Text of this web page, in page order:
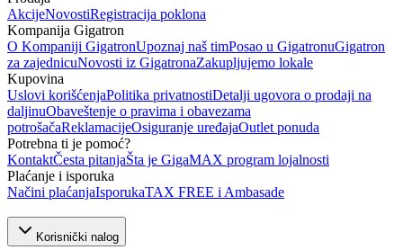
AkcijeNovostiRegistracija poklona
Kompanija Gigatron
O Kompaniji GigatronUpoznaj naš timPosao u GigatronuGigatron
za zajednicuNovosti iz GigatronaZakupljujemo lokale
Kupovina
Uslovi korišćenjaPolitika privatnostiDetalji ugovora o prodaji na
daljinuObaveštenje o pravima i obavezama
potrošačaReklamacijeOsiguranje uređajaOutlet ponuda
Potrebna ti je pomoć?
KontaktČesta pitanjaŠta je GigaMAX program lojalnosti
Plaćanje i isporuka
Načini plaćanjaIsporukaTAX FREE i Ambasade
Korisnički nalog